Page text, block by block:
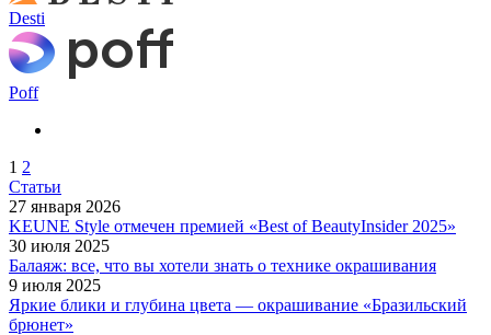
Desti
Poff
1 2
Статьи
27 января 2026
KEUNE Style отмечен премией «Best of BeautyInsider 2025»
30 июля 2025
Балаяж: все, что вы хотели знать о технике окрашивания
9 июля 2025
Яркие блики и глубина цвета — окрашивание «Бразильский
брюнет»